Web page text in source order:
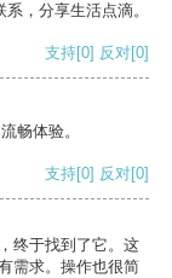
，分享生活点滴。
支持[0] 反对[0]
畅体验。
支持[0] 反对[0]
终于找到了它。这
需求。操作也很简